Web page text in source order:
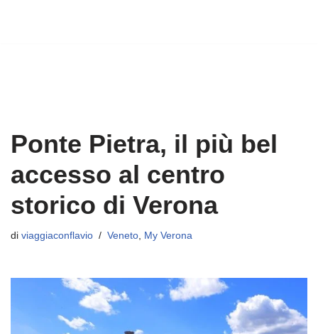
Ponte Pietra, il più bel
accesso al centro
storico di Verona
di viaggiaconflavio Veneto, My Verona